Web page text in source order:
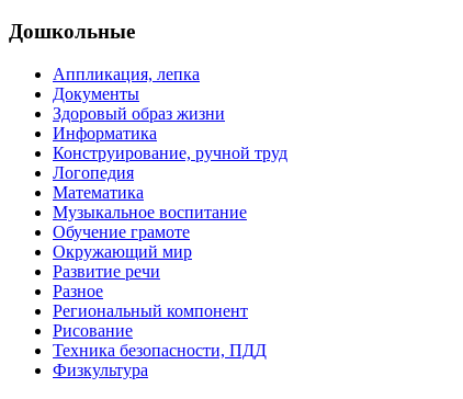
Дошкольные
Аппликация, лепка
Документы
Здоровый образ жизни
Информатика
Конструирование, ручной труд
Логопедия
Математика
Музыкальное воспитание
Обучение грамоте
Окружающий мир
Развитие речи
Разное
Региональный компонент
Рисование
Техника безопасности, ПДД
Физкультура